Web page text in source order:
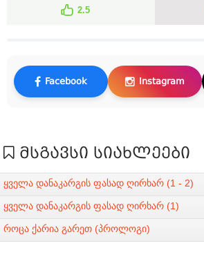
2.5
Facebook Instagram
მსგავსი სიახლეები
ყველა დანაკარგის ფასად ღირხარ (1 - 2)
ყველა დანაკარგის ფასად ღირხარ (1)
როცა ქარია გარეთ (პროლოგი)